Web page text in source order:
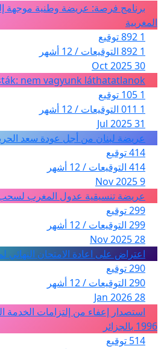
برنامج فرصة: عريضة وطنية موجهة
المغربية
1 892 توقيع
1 892 التوقيعات / 12 أشهر
30 Oct 2025
nem vagyunk láthatatlanok!
1 105 توقيع
1 011 التوقيعات / 12 أشهر
31 Jul 2025
عريضة لبنان من أجل عودة سعد
414 توقيع
414 التوقيعات / 12 أشهر
9 Nov 2025
عريضة تنسيقية عدول المغرب لسحب
299 توقيع
299 التوقيعات / 12 أشهر
28 Nov 2025
اعتراض على اعادة الامتحان النهائي
290 توقيع
290 التوقيعات / 12 أشهر
28 Jan 2026
1996 بالجزائر
514 توقيع